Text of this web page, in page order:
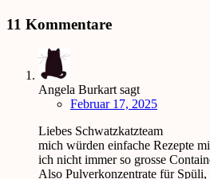
11 Kommentare
Angela Burkart sagt
Februar 17, 2025
Liebes Schwatzkatzteam
mich würden einfache Rezepte
ich nicht immer so grosse
Also Pulverkonzentrate für Spüli,